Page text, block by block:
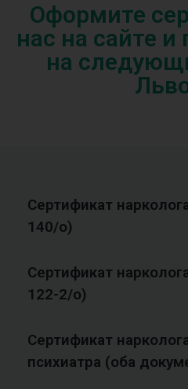
Оформите
нас на сайте
на
Сертификат
140/o)
Сертификат
122-2/o)
Сертификат
психиатра (оба